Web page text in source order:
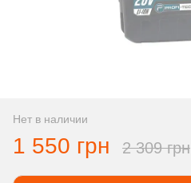
Нет в наличии
1 550 грн 2 309 грн